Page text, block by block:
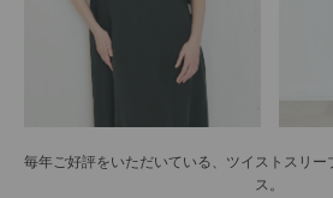
毎年ご好評をいただいている、ツイストスリ
ス。